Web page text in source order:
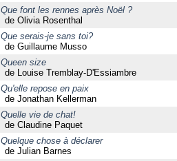
Que font les rennes après Noël ?
de Olivia Rosenthal
Que serais-je sans toi?
de Guillaume Musso
Queen size
de Louise Tremblay-D'Essiambre
Qu'elle repose en paix
de Jonathan Kellerman
Quelle vie de chat!
de Claudine Paquet
Quelque chose à déclarer
de Julian Barnes